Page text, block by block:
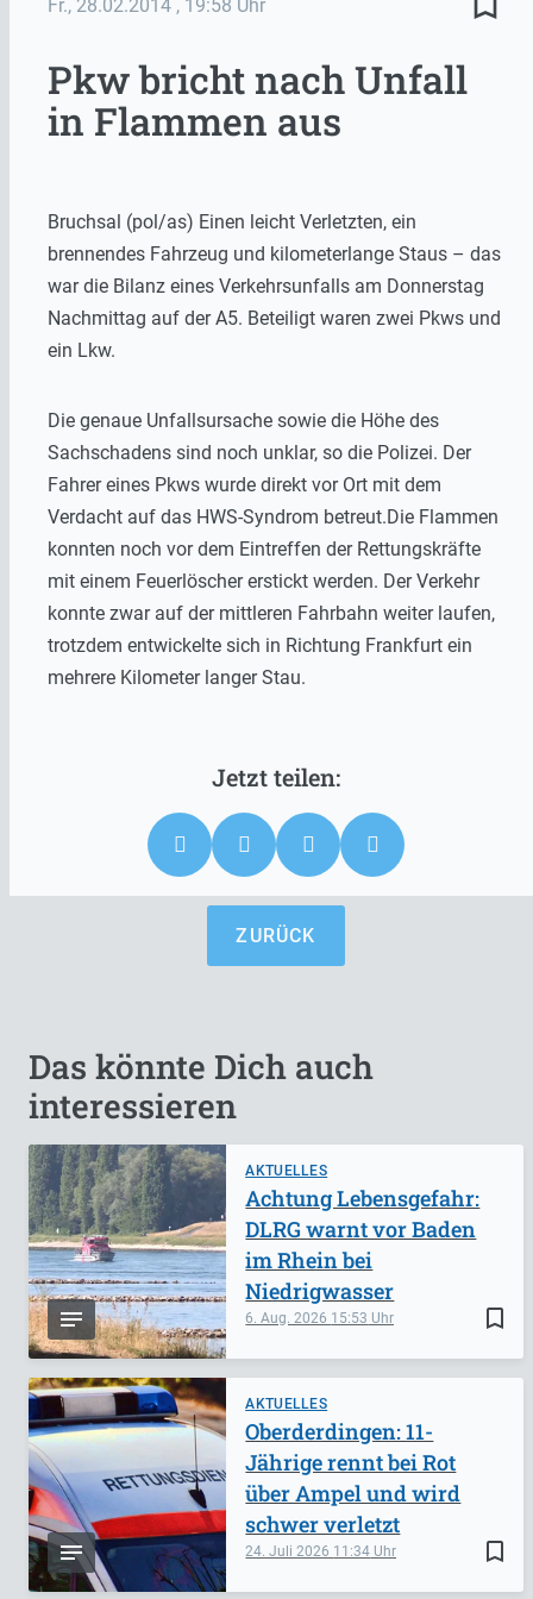
Fr., 28.02.2014 , 19:58 Uhr
Pkw bricht nach Unfall
in Flammen aus
Bruchsal (pol/as) Einen leicht Verletzten, ein
brennendes Fahrzeug und kilometerlange Staus – das
war die Bilanz eines Verkehrsunfalls am Donnerstag
Nachmittag auf der A5. Beteiligt waren zwei Pkws und
ein Lkw.
Die genaue Unfallsursache sowie die Höhe des
Sachschadens sind noch unklar, so die Polizei. Der
Fahrer eines Pkws wurde direkt vor Ort mit dem
Verdacht auf das HWS-Syndrom betreut.Die Flammen
konnten noch vor dem Eintreffen der Rettungskräfte
mit einem Feuerlöscher erstickt werden. Der Verkehr
konnte zwar auf der mittleren Fahrbahn weiter laufen,
trotzdem entwickelte sich in Richtung Frankfurt ein
mehrere Kilometer langer Stau.
ZURÜCK
Das könnte Dich auch
interessieren
AKTUELLES
bookmark_border
6. Aug. 2026 15:53
Achtung Lebensgefahr:
DLRG warnt vor Baden
im Rhein bei
Niedrigwasser
AKTUELLES
bookmark_border
24. Juli 2026 11:34
Oberderdingen: 11-
Jährige rennt bei Rot
über Ampel und wird
schwer verletzt